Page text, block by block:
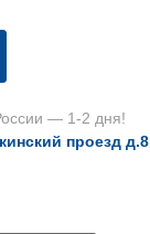
— 1-2 дня!
проезд д.8